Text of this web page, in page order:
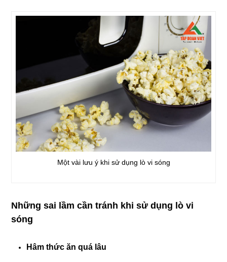
Một vài lưu ý khi sử dụng lò vi sóng
Những sai lầm cần tránh khi sử dụng lò vi
sóng
Hâm thức ăn quá lâu